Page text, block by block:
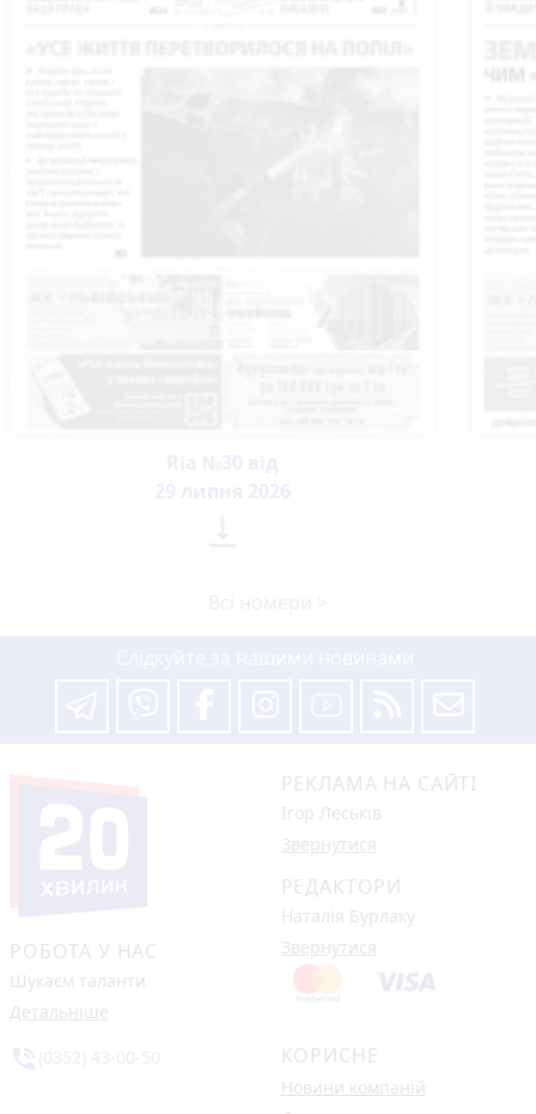
РОБОТА У НАС
Шукаєм таланти
Детальніше
РЕКЛАМА НА САЙТІ
Ігор Леськів
Звернутися
РЕДАКТОРИ
Наталія Бурлаку
Звернутися
КОРИСНЕ
Новини компаній